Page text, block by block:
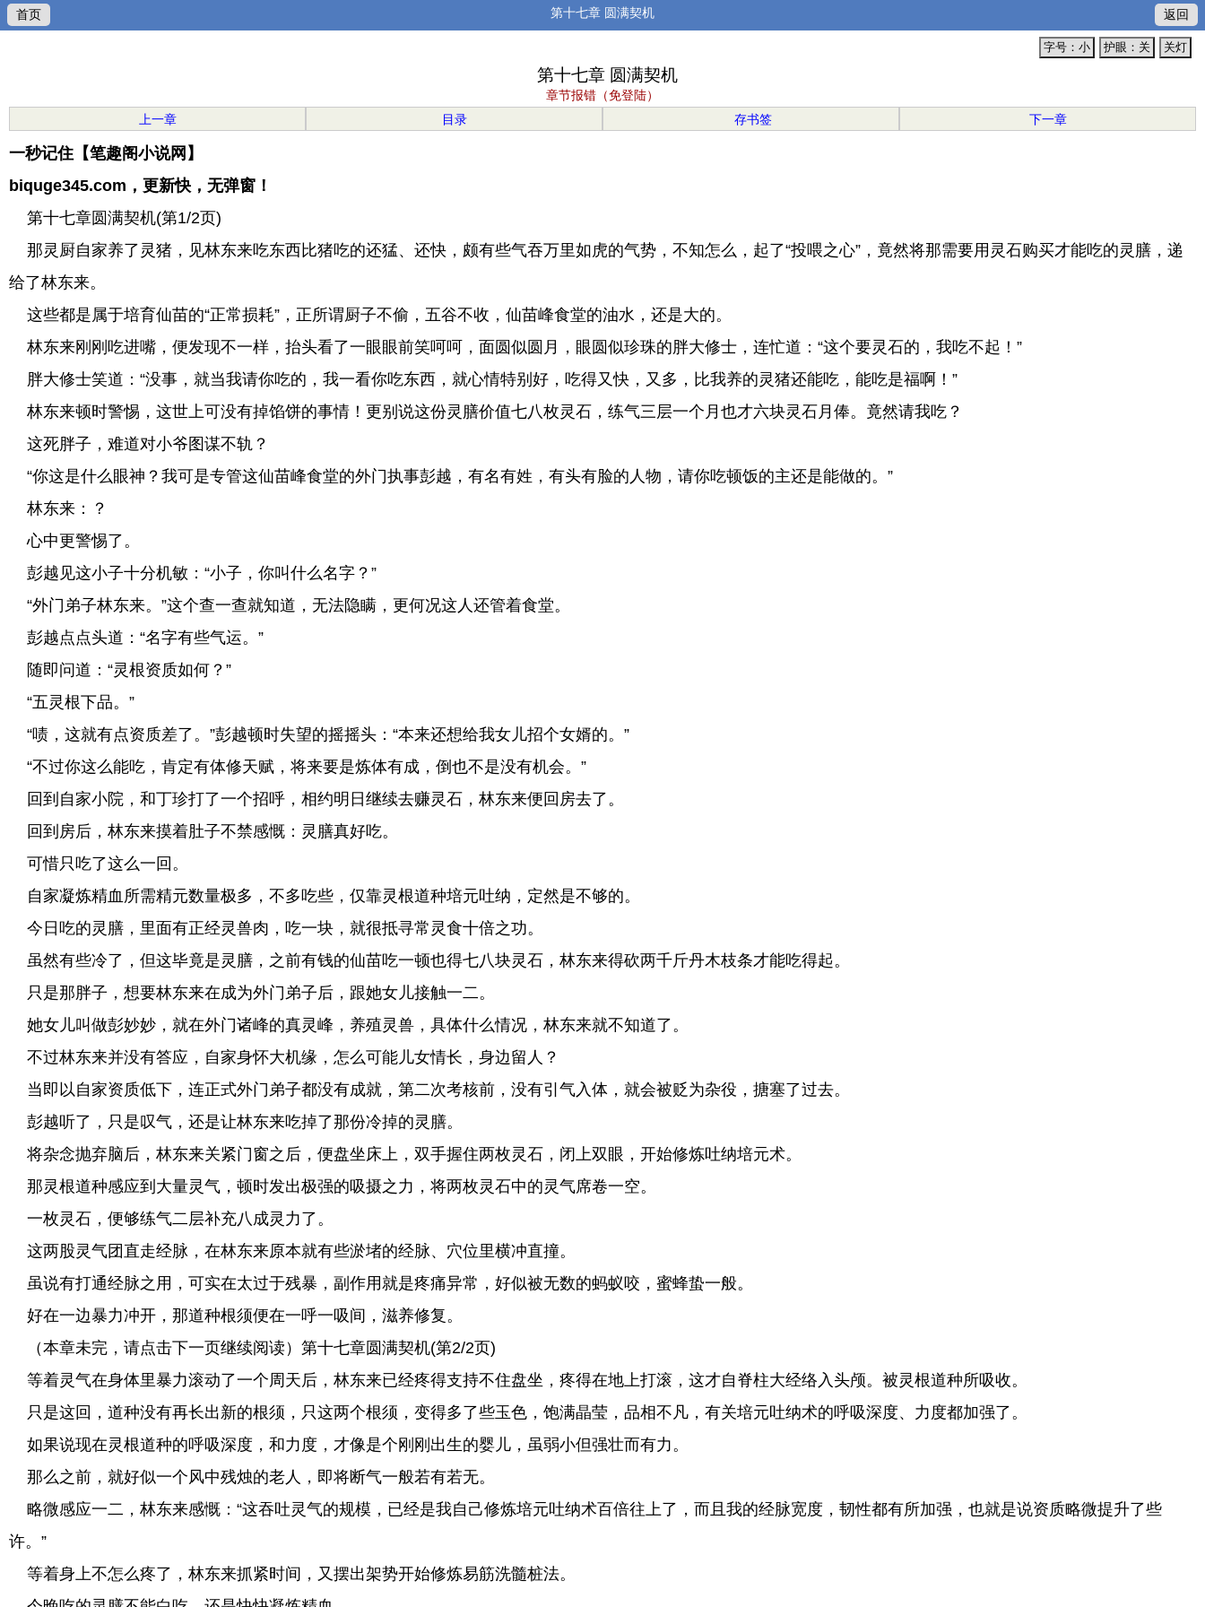
首页 第十七章 圆满契机 返回
关灯
护眼：关
字号：小
第十七章 圆满契机
章节报错（免登陆）
上一章
目录 存书签 下一章
一秒记住【笔趣阁小说网】
biquge345.com，更新快，无弹窗！
第十七章圆满契机(第1/2页)
那灵厨自家养了灵猪，见林东来吃东西比猪吃的还猛、还快，颇有些气吞万里如虎的气势，不知怎么，起了“投喂之心”，竟然将那需要用灵石购买才能吃的灵膳，递
给了林东来。
这些都是属于培育仙苗的“正常损耗”，正所谓厨子不偷，五谷不收，仙苗峰食堂的油水，还是大的。
林东来刚刚吃进嘴，便发现不一样，抬头看了一眼眼前笑呵呵，面圆似圆月，眼圆似珍珠的胖大修士，连忙道：“这个要灵石的，我吃不起！”
胖大修士笑道：“没事，就当我请你吃的，我一看你吃东西，就心情特别好，吃得又快，又多，比我养的灵猪还能吃，能吃是福啊！”
林东来顿时警惕，这世上可没有掉馅饼的事情！更别说这份灵膳价值七八枚灵石，练气三层一个月也才六块灵石月俸。竟然请我吃？
这死胖子，难道对小爷图谋不轨？
“你这是什么眼神？我可是专管这仙苗峰食堂的外门执事彭越，有名有姓，有头有脸的人物，请你吃顿饭的主还是能做的。”
林东来：？
心中更警惕了。
彭越见这小子十分机敏：“小子，你叫什么名字？”
“外门弟子林东来。”这个查一查就知道，无法隐瞒，更何况这人还管着食堂。
彭越点点头道：“名字有些气运。”
随即问道：“灵根资质如何？”
“五灵根下品。”
“啧，这就有点资质差了。”彭越顿时失望的摇摇头：“本来还想给我女儿招个女婿的。”
“不过你这么能吃，肯定有体修天赋，将来要是炼体有成，倒也不是没有机会。”
回到自家小院，和丁珍打了一个招呼，相约明日继续去赚灵石，林东来便回房去了。
回到房后，林东来摸着肚子不禁感慨：灵膳真好吃。
可惜只吃了这么一回。
自家凝炼精血所需精元数量极多，不多吃些，仅靠灵根道种培元吐纳，定然是不够的。
今日吃的灵膳，里面有正经灵兽肉，吃一块，就很抵寻常灵食十倍之功。
虽然有些冷了，但这毕竟是灵膳，之前有钱的仙苗吃一顿也得七八块灵石，林东来得砍两千斤丹木枝条才能吃得起。
只是那胖子，想要林东来在成为外门弟子后，跟她女儿接触一二。
她女儿叫做彭妙妙，就在外门诸峰的真灵峰，养殖灵兽，具体什么情况，林东来就不知道了。
不过林东来并没有答应，自家身怀大机缘，怎么可能儿女情长，身边留人？
当即以自家资质低下，连正式外门弟子都没有成就，第二次考核前，没有引气入体，就会被贬为杂役，搪塞了过去。
彭越听了，只是叹气，还是让林东来吃掉了那份冷掉的灵膳。
将杂念抛弃脑后，林东来关紧门窗之后，便盘坐床上，双手握住两枚灵石，闭上双眼，开始修炼吐纳培元术。
那灵根道种感应到大量灵气，顿时发出极强的吸摄之力，将两枚灵石中的灵气席卷一空。
一枚灵石，便够练气二层补充八成灵力了。
这两股灵气团直走经脉，在林东来原本就有些淤堵的经脉、穴位里横冲直撞。
虽说有打通经脉之用，可实在太过于残暴，副作用就是疼痛异常，好似被无数的蚂蚁咬，蜜蜂蛰一般。
好在一边暴力冲开，那道种根须便在一呼一吸间，滋养修复。
（本章未完，请点击下一页继续阅读）第十七章圆满契机(第2/2页)
等着灵气在身体里暴力滚动了一个周天后，林东来已经疼得支持不住盘坐，疼得在地上打滚，这才自脊柱大经络入头颅。被灵根道种所吸收。
只是这回，道种没有再长出新的根须，只这两个根须，变得多了些玉色，饱满晶莹，品相不凡，有关培元吐纳术的呼吸深度、力度都加强了。
如果说现在灵根道种的呼吸深度，和力度，才像是个刚刚出生的婴儿，虽弱小但强壮而有力。
那么之前，就好似一个风中残烛的老人，即将断气一般若有若无。
略微感应一二，林东来感慨：“这吞吐灵气的规模，已经是我自己修炼培元吐纳术百倍往上了，而且我的经脉宽度，韧性都有所加强，也就是说资质略微提升了些
许。”
等着身上不怎么疼了，林东来抓紧时间，又摆出架势开始修炼易筋洗髓桩法。